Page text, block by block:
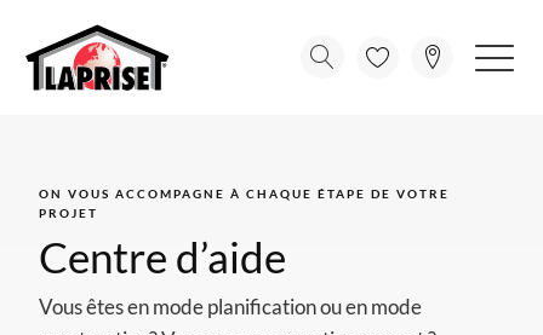
ON VOUS ACCOMPAGNE À CHAQUE ÉTAPE DE VOTRE
PROJET
Centre d’aide
Vous êtes en mode planification ou en mode